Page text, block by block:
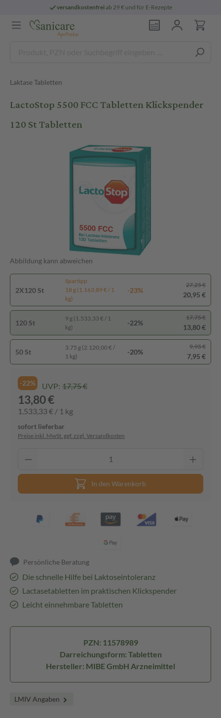
versandkostenfreiab 29 € und für E-Rezepte
Laktase Tabletten
LactoStop 5500 FCC Tabletten Klickspender
120 St Tabletten
Abbildung kann abweichen
2X120 St
Spartipp
18 g (1.163,89 € / 1
kg)
-23%
27,25 €
20,95 €
120 St
9 g (1.533,33 € / 1
kg)
-22%
17,75 €
13,80 €
50 St
3.75 g (2.120,00 € /
1 kg)
-20%
9,95 €
7,95 €
-22% UVP: 17,75 €
13,80 €
1.533,33 € / 1 kg
sofort lieferbar
Preise inkl. MwSt. ggf. zzgl. Versandkosten
In den Warenkorb
Persönliche Beratung
Die schnelle Hilfe bei Laktoseintoleranz
Lactasetabletten im praktischen Klickspender
Leicht einnehmbare Tabletten
PZN: 11578989
Darreichungsform: Tabletten
Hersteller: MIBE GmbH Arzneimittel
LMIV Angaben